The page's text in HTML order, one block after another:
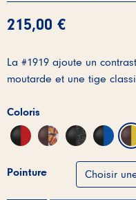
215,00 €
La #1919 ajoute un
moutarde et une tige
Coloris
Pointure